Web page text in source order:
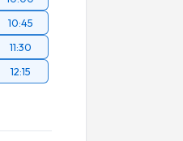
10:45
11:30
12:15